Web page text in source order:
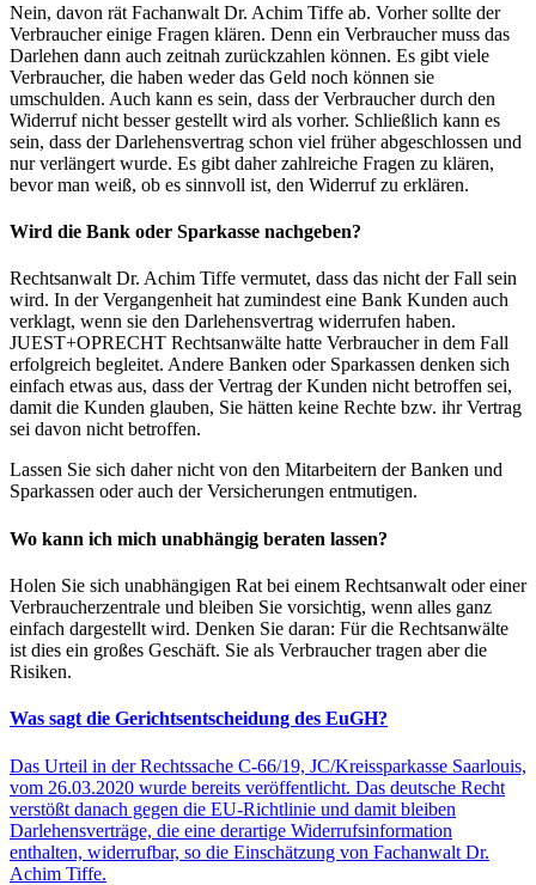
Nein, davon rät Fachanwalt Dr. Achim Tiffe ab. Vorher sollte der
Verbraucher einige Fragen klären. Denn ein Verbraucher muss das
Darlehen dann auch zeitnah zurückzahlen können. Es gibt viele
Verbraucher, die haben weder das Geld noch können sie
umschulden. Auch kann es sein, dass der Verbraucher durch den
Widerruf nicht besser gestellt wird als vorher. Schließlich kann es
sein, dass der Darlehensvertrag schon viel früher abgeschlossen und
nur verlängert wurde. Es gibt daher zahlreiche Fragen zu klären,
bevor man weiß, ob es sinnvoll ist, den Widerruf zu erklären.
Wird die Bank oder Sparkasse nachgeben?
Rechtsanwalt Dr. Achim Tiffe vermutet, dass das nicht der Fall sein
wird. In der Vergangenheit hat zumindest eine Bank Kunden auch
verklagt, wenn sie den Darlehensvertrag widerrufen haben.
JUEST+OPRECHT Rechtsanwälte hatte Verbraucher in dem Fall
erfolgreich begleitet. Andere Banken oder Sparkassen denken sich
einfach etwas aus, dass der Vertrag der Kunden nicht betroffen sei,
damit die Kunden glauben, Sie hätten keine Rechte bzw. ihr Vertrag
sei davon nicht betroffen.
Lassen Sie sich daher nicht von den Mitarbeitern der Banken und
Sparkassen oder auch der Versicherungen entmutigen.
Wo kann ich mich unabhängig beraten lassen?
Holen Sie sich unabhängigen Rat bei einem Rechtsanwalt oder einer
Verbraucherzentrale und bleiben Sie vorsichtig, wenn alles ganz
einfach dargestellt wird. Denken Sie daran: Für die Rechtsanwälte
ist dies ein großes Geschäft. Sie als Verbraucher tragen aber die
Risiken.
Was sagt die Gerichtsentscheidung des EuGH?
Das Urteil in der Rechtssache C-66/19, JC/Kreissparkasse Saarlouis,
vom 26.03.2020 wurde bereits veröffentlicht. Das deutsche Recht
verstößt danach gegen die EU-Richtlinie und damit bleiben
Darlehensverträge, die eine derartige Widerrufsinformation
enthalten, widerrufbar, so die Einschätzung von Fachanwalt Dr.
Achim Tiffe.